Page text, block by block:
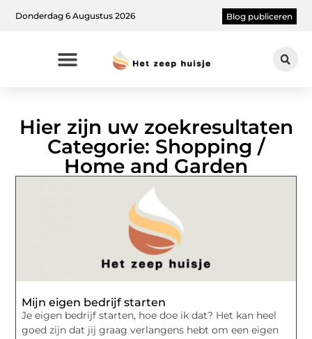
Donderdag 6 Augustus 2026 Blog publiceren
Hier zijn uw zoekresultaten
Categorie: Shopping /
Home and Garden
Mijn eigen bedrijf starten
Je eigen bedrijf starten, hoe doe ik dat? Het kan heel
goed zijn dat jij graag verlangens hebt om een eigen